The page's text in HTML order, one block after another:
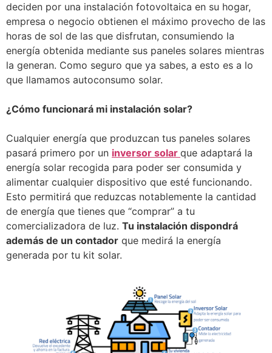
deciden por una instalación fotovoltaica en su hogar,
empresa o negocio obtienen el máximo provecho de las
horas de sol de las que disfrutan, consumiendo la
energía obtenida mediante sus paneles solares mientras
la generan. Como seguro que ya sabes, a esto es a lo
que llamamos autoconsumo solar.
¿Cómo funcionará mi instalación solar?
Cualquier energía que produzcan tus paneles solares
pasará primero por un inversor solar que adaptará la
energía solar recogida para poder ser consumida y
alimentar cualquier dispositivo que esté funcionando.
Esto permitirá que reduzcas notablemente la cantidad
de energía que tienes que “comprar” a tu
comercializadora de luz. Tu instalación dispondrá
además de un contador que medirá la energía
generada por tu kit solar.